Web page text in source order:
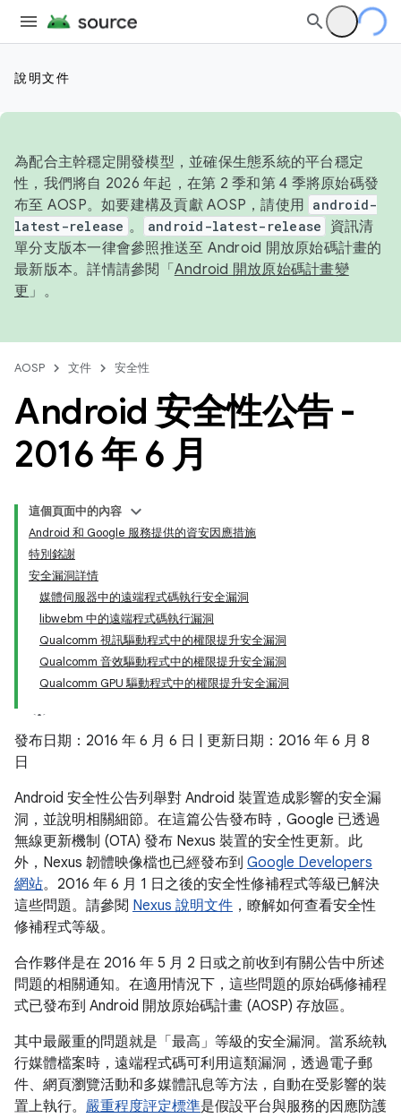
說明文件
為配合主幹穩定開發模型，並確保生態系統的平台穩定
性，我們將自 2026 年起，在第 2 季和第 4 季將原始碼發
布至 AOSP。如要建構及貢獻 AOSP，請使用 android-
latest-release 。 android-latest-release
資訊清
單分支版本一律會參照推送至 Android 開放原始碼計畫的
最新版本。詳情請參閱「 Android 開放原始碼計畫變
更 」。
AOSP 文件 安全性
Android 安全性公告 -
2016 年 6 月
這個頁面中的內容
Android 和 Google 服務提供的資安因應措施
特別銘謝
安全漏洞詳情
媒體伺服器中的遠端程式碼執行安全漏洞
libwebm 中的遠端程式碼執行漏洞
Qualcomm 視訊驅動程式中的權限提升安全漏洞
Qualcomm 音效驅動程式中的權限提升安全漏洞
Qualcomm GPU 驅動程式中的權限提升安全漏洞
發布日期：2016 年 6 月 6 日 | 更新日期：2016 年 6 月 8
日
Android 安全性公告列舉對 Android 裝置造成影響的安全漏
洞，並說明相關細節。在這篇公告發布時，Google 已透過
無線更新機制 (OTA) 發布 Nexus 裝置的安全性更新。此
外，Nexus 韌體映像檔也已經發布到 Google Developers
網站。2016 年 6 月 1 日之後的安全性修補程式等級已解決
這些問題。請參閱 Nexus 說明文件 ，瞭解如何查看安全性
修補程式等級。
合作夥伴是在 2016 年 5 月 2 日或之前收到有關公告中所述
問題的相關通知。在適用情況下，這些問題的原始碼修補程
式已發布到 Android 開放原始碼計畫 (AOSP) 存放區。
其中最嚴重的問題就是「最高」等級的安全漏洞。當系統執
行媒體檔案時，遠端程式碼可利用這類漏洞，透過電子郵
件、網頁瀏覽活動和多媒體訊息等方法，自動在受影響的裝
置上執行。 嚴重程度評定標準是假設平台與服務的因應防護